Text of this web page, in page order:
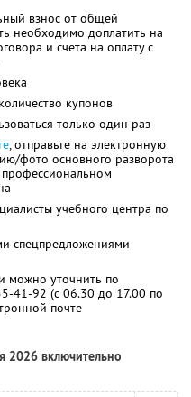
взнос от общей
необходимо доплатить на
и счета на оплату с
купонов
только один раз
, отправьте на электронную
фото основного разворота
учебного центра по
спецпредложениями
можно уточнить по
41-92 (с 06.30 до 17.00 по
почте
2026 включительно